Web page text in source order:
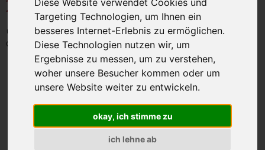
Diese Website verwendet Cookies und
Targeting Technologien, um Ihnen ein
besseres Internet-Erlebnis zu ermöglichen.
Diese Technologien nutzen wir, um
Ergebnisse zu messen, um zu verstehen,
woher unsere Besucher kommen oder um
unsere Website weiter zu entwickeln.
okay, ich stimme zu
ich lehne ab
280g
unsere Artikel-Nummer: SAO2979
Gewicht: 280g